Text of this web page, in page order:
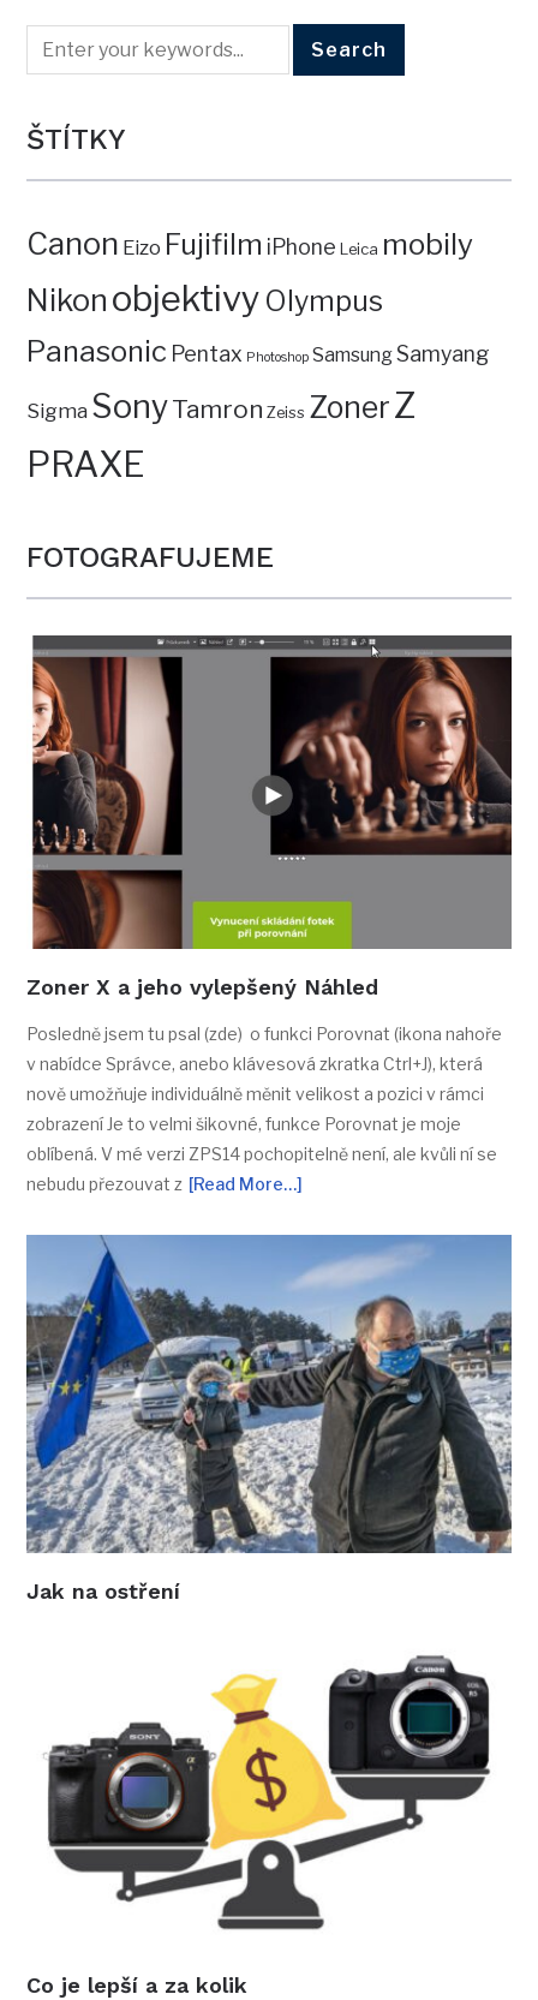
ŠTÍTKY
Canon Eizo Fujifilm iPhone Leica mobily
Nikon objektivy Olympus
Panasonic Pentax Photoshop SamsungSamyang
Sigma SonyTamron Zeiss ZonerZ
PRAXE
FOTOGRAFUJEME
Zoner X a jeho vylepšený Náhled
Posledně jsem tu psal (zde) o funkci Porovnat (ikona nahoře
v nabídce Správce, anebo klávesová zkratka Ctrl+J), která
nově umožňuje individuálně měnit velikost a pozici v rámci
zobrazení Je to velmi šikovné, funkce Porovnat je moje
oblíbená. V mé verzi ZPS14 pochopitelně není, ale kvůli ní se
nebudu přezouvat z [Read More…]
Jak na ostření
Co je lepší a za kolik